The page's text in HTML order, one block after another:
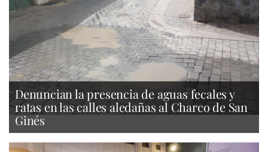
Denuncian la presencia de aguas fecales y
ratas en las calles aledañas al Charco de San
Ginés